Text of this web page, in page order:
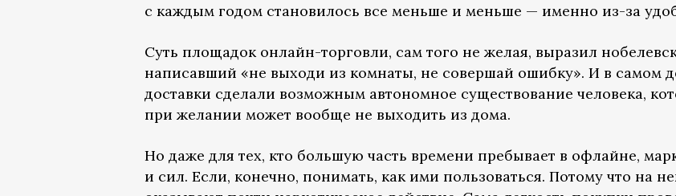
с каждым годом становилось все меньше и меньше — именно из-за
Суть площадок онлайн-торговли, сам того не желая, выразил
написавший «не выходи из комнаты, не совершай ошибку». И в самом
доставки сделали возможным автономное существование человека,
при желании может вообще не выходить из дома.
Но даже для тех, кто большую часть времени пребывает в офлайне,
и сил. Если, конечно, понимать, как ими пользоваться. Потому что на